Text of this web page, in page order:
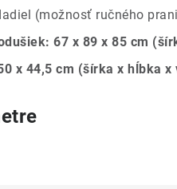
(možnosť ručného
67 x 89 x 85 cm
x 44,5 cm (šírka x hĺbka x